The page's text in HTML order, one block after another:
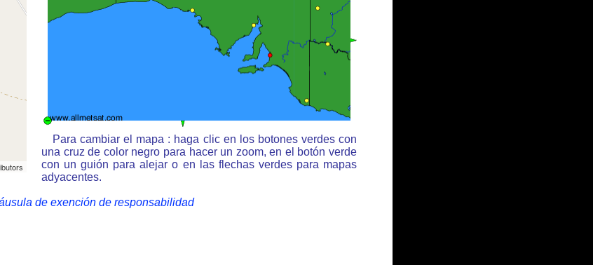
Para cambiar el mapa : haga clic en los botones verdes con
una cruz de color negro para hacer un zoom, en el botón verde
con un guión para alejar o en las flechas verdes para mapas
adyacentes.
de exención de responsabilidad